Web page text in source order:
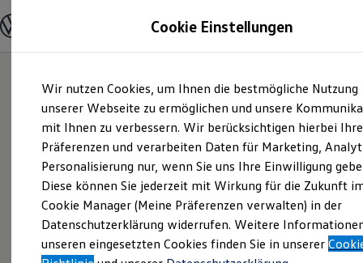
Hauptinhalt
springen
Footer
springen
Modelle und Konfigurator
Modelle vergleichen
Elektroautos
ENERGY Sondermodelle
Nutzfahrzeuge
SUV und CUV
Familienautos
Kombis
Kompaktwagen
Sportwagen
Schnell verfügbare Fahrzeuge
Angebote und Produkte
Aktuelle Angebote
E-Auto-Förderung
Cookie Einstellungen
Wir nutzen Cookies, um Ihnen die bestmögliche Nutzung
unserer Webseite zu ermöglichen und unsere
mit Ihnen zu verbessern. Wir berücksichtigen hierbei Ihre
Präferenzen und verarbeiten Daten für Marketing,
Personalisierung nur, wenn Sie uns Ihre Einwilligung
Diese können Sie jederzeit mit Wirkung für die Zukunft
Cookie Manager (Meine Präferenzen verwalten) in der
Datenschutzerklärung widerrufen. Weitere
unseren eingesetzten Cookies finden Sie in unserer